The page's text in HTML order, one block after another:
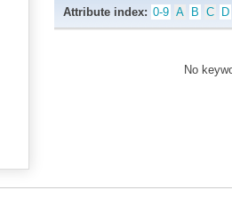
Attribute index: 0-9 A B C D
No